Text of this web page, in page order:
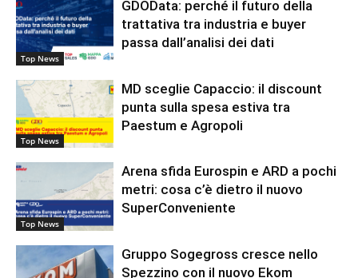
Top News
GDOData: perché il futuro della
trattativa tra industria e buyer
passa dall’analisi dei dati
Top News
MD sceglie Capaccio: il discount
punta sulla spesa estiva tra
Paestum e Agropoli
Top News
Arena sfida Eurospin e ARD a pochi
metri: cosa c’è dietro il nuovo
SuperConveniente
Gruppo Sogegross cresce nello
Spezzino con il nuovo Ekom